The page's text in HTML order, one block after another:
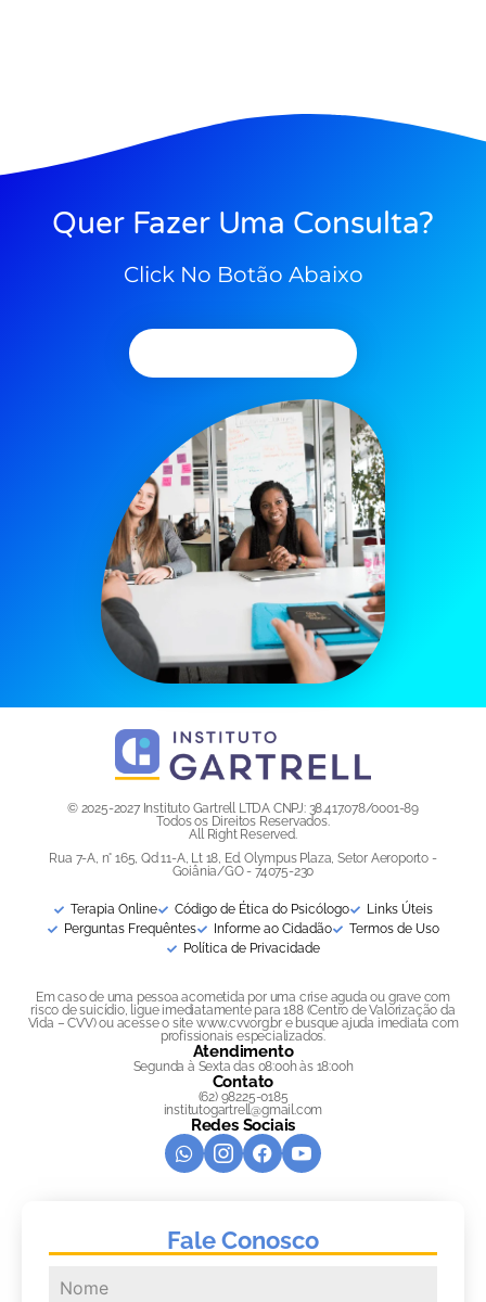
Quer Fazer Uma Consulta?
Click No Botão Abaixo
© 2025-2027 Instituto Gartrell LTDA CNPJ: 38.417.078/0001-89
Todos os Direitos Reservados.
All Right Reserved.
Rua 7-A, n° 165, Qd 11-A, Lt 18, Ed. Olympus Plaza, Setor Aeroporto -
Goiânia/GO - 74075-230
Terapia Online Código de Ética do Psicólogo
Links Úteis
Perguntas Frequêntes
Informe ao Cidadão
Termos de Uso
Política de Privacidade
Em caso de uma pessoa acometida por uma crise aguda ou grave com
risco de suicídio, ligue imediatamente para 188 (Centro de Valorização da
Vida – CVV) ou acesse o site www.cvv.org.br e busque ajuda imediata com
profissionais especializados.
Atendimento
Segunda à Sexta das 08:00h às 18:00h
Contato
(62) 98225-0185
institutogartrell@gmail.com
Redes Sociais
Fale Conosco